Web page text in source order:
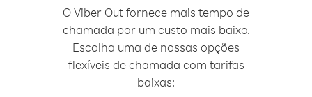
O Viber Out fornece mais tempo de
chamada por um custo mais baixo.
Escolha uma de nossas opções
flexíveis de chamada com tarifas
baixas: